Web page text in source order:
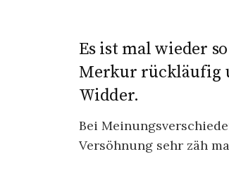
Es ist mal wieder
Merkur rückläufig
Widder.
Bei
Versöhnung sehr zäh